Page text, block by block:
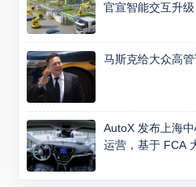
官宣智能交互升级
马斯克给大众高
AutoX 发布上海
运营，基于 FCA